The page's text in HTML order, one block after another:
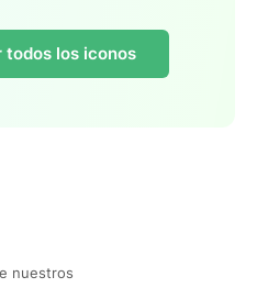
todos los iconos
nuestros